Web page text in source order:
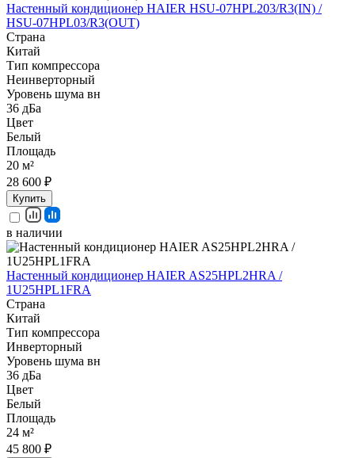
Настенный кондиционер HAIER HSU-07HPL203/R3(IN) /
HSU-07HPL03/R3(OUT)
Страна
Китай
Тип компрессора
Неинверторный
Уровень шума вн
36 дБа
Цвет
Белый
Площадь
20 м²
28 600 ₽
Купить
в наличии
Настенный кондиционер HAIER AS25HPL2HRA /
1U25HPL1FRA
Страна
Китай
Тип компрессора
Инверторный
Уровень шума вн
36 дБа
Цвет
Белый
Площадь
24 м²
45 800 ₽